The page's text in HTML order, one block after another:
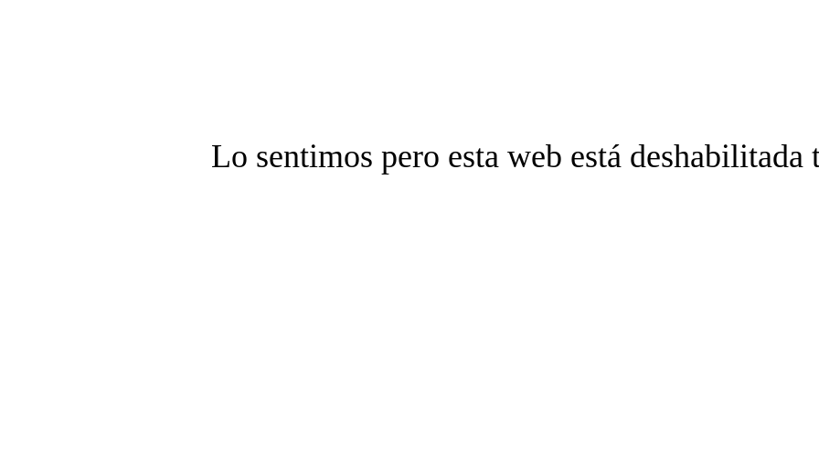
Lo sentimos pero esta web está deshabilitada